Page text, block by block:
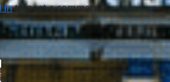
into post a comment.